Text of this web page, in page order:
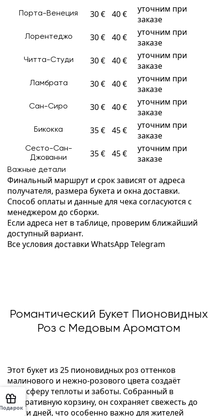
Порта-Венеция 30 € 40 €
уточним при
заказе
Лорентеджо 30 € 40 €
уточним при
заказе
Читта-Студи 30 € 40 €
уточним при
заказе
Ламбрата 30 € 40 €
уточним при
заказе
Сан-Сиро 30 € 40 €
уточним при
заказе
Бикокка 35 € 45 €
уточним при
заказе
Сесто-Сан-
Джованни
35 € 45 €
уточним при
заказе
Важные детали
Финальный маршрут и срок зависят от адреса
получателя, размера букета и окна доставки.
Способ оплаты и данные для чека согласуются с
менеджером до сборки.
Если адреса нет в таблице, проверим ближайший
доступный вариант.
Все условия доставки WhatsApp Telegram
Романтический Букет Пионовидных
Роз с Медовым Ароматом
Этот букет из 25 пионовидных роз оттенков
малинового и нежно-розового цвета создаёт
атмосферу теплоты и заботы. Собранный в
декоративную корзину, он сохраняет свежесть до
шести дней, что особенно важно для жителей